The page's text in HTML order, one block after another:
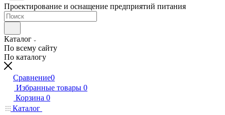
Проектирование и оснащение предприятий питания
Каталог
По всему сайту
По каталогу
Сравнение0
Избранные товары 0
Корзина 0
Каталог